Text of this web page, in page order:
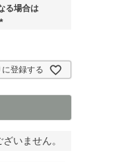
る場合は
登録する
いません。